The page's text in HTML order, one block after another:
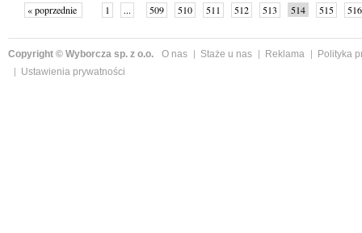
« poprzednie 1 ... 509 510 511 512 513 514 515
516
Copyright © Wyborcza sp. z o.o. O nas Staże u nas Reklama
Polityka
Ustawienia prywatności